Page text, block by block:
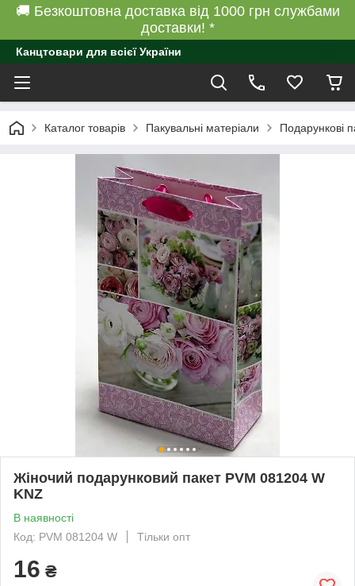
🚚 Безкоштовна доставка від 1000 грн службами
доставки! *
Канцтовари для всієї України
Каталог товарів Пакувальні матеріали Подарункові
Жіночий подарунковий пакет PVM 081204 W
KNZ
В наявності
Код: PVM 081204 W
Тільки опт
16 ₴